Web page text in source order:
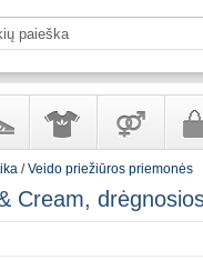
ir
aksesuarai
suaugusiems
/Veido priežiūros priemonės
Cream,